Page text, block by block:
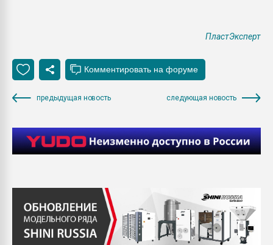
ПластЭксперт
предыдущая новость следующая новость